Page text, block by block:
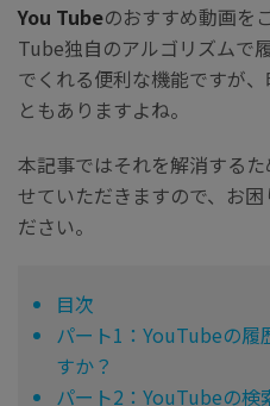
You Tubeのおすすめ動画を
Tube独自のアルゴリズムで
でくれる便利な機能ですが
ともありますよね。
本記事ではそれを解消する
せていただきますので、お
ださい。
目次
パート1：YouTubeの履
すか？
パート2：YouTubeの検